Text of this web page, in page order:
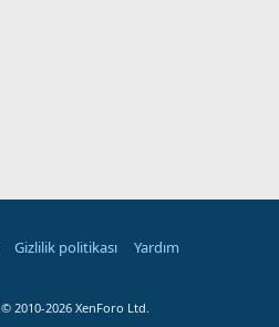
Gizlilik politikası
Yardım
© 2010-2026 XenForo Ltd.